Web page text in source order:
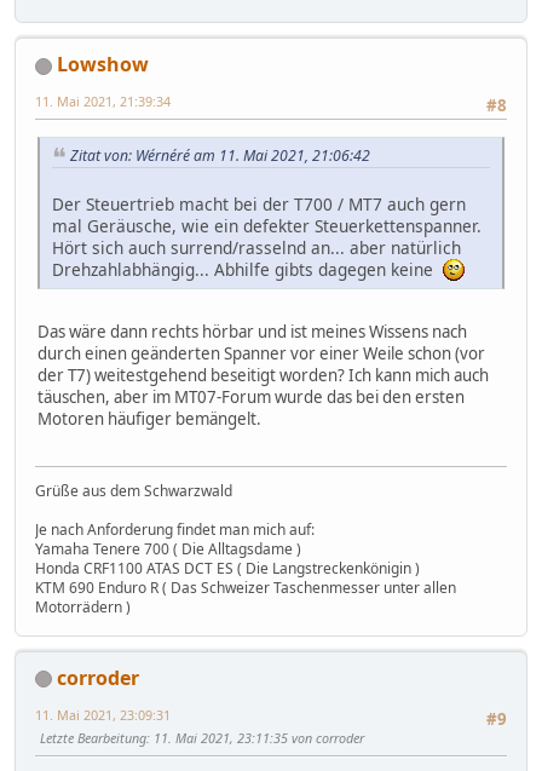
Lowshow
#8
11. Mai 2021, 21:39:34
Zitat von: Wérnéré am 11. Mai 2021, 21:06:42
Der Steuertrieb macht bei der T700 / MT7 auch gern
mal Geräusche, wie ein defekter Steuerkettenspanner.
Hört sich auch surrend/rasselnd an... aber natürlich
Drehzahlabhängig... Abhilfe gibts dagegen keine
Das wäre dann rechts hörbar und ist meines Wissens nach
durch einen geänderten Spanner vor einer Weile schon (vor
der T7) weitestgehend beseitigt worden? Ich kann mich auch
täuschen, aber im MT07-Forum wurde das bei den ersten
Motoren häufiger bemängelt.
Grüße aus dem Schwarzwald
Je nach Anforderung findet man mich auf:
Yamaha Tenere 700 ( Die Alltagsdame )
Honda CRF1100 ATAS DCT ES ( Die Langstreckenkönigin )
KTM 690 Enduro R ( Das Schweizer Taschenmesser unter allen
Motorrädern )
corroder
#9
11. Mai 2021, 23:09:31
Letzte Bearbeitung: 11. Mai 2021, 23:11:35 von corroder